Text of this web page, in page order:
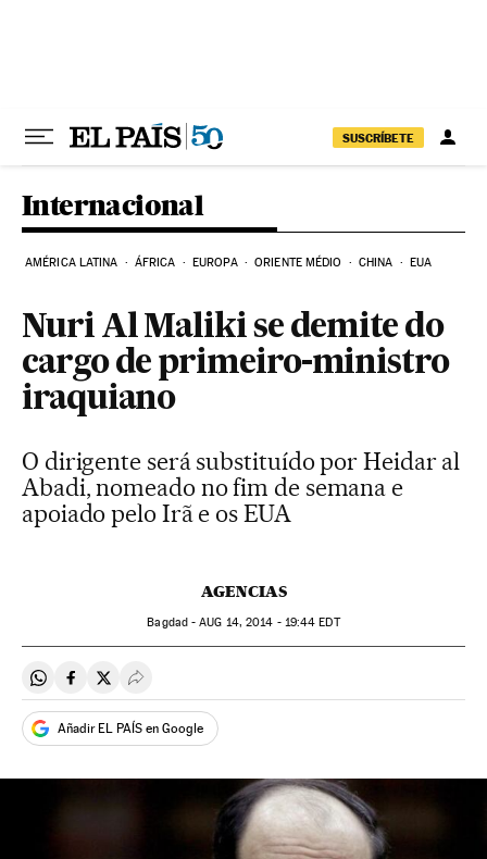
SUSCRÍBETE
Internacional
AMÉRICA LATINA ÁFRICA EUROPA ORIENTE MÉDIO CHINA EUA
Nuri Al Maliki se demite do
cargo de primeiro-ministro
iraquiano
O dirigente será substituído por Heidar al
Abadi, nomeado no fim de semana e
apoiado pelo Irã e os EUA
AGENCIAS
Bagdad -AUG 14, 2014 - 19:44 EDT
Compartir en Whatsapp
Compartir en Facebook
Compartir en Twitter
Desplegar Redes Sociales
Añadir EL PAÍS en Google